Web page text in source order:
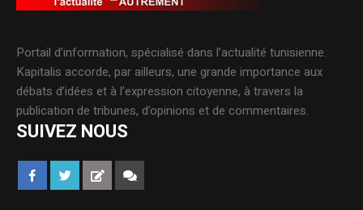
Portail d’information, spécialisé dans l’actualité tunisienne.
Kapitalis accorde, par ailleurs, une grande importance aux
débats d’idées et à l’expression citoyenne, à travers la
publication de tribunes, d’opinions et de commentaires.
SUIVEZ NOUS